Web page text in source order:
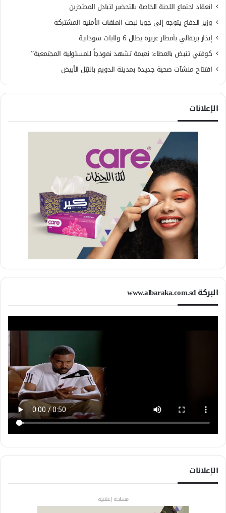
انعقاد اجتماع اللجنة الخاصة بالتحضير لتبادل المحتجزين
وزير الدفاع يتوجه إلى جوبا لبحث الملفات الأمنية المشتركة
إنذار برتقالي بأمطار غزيرة يطال 6 ولايات سودانية
كوفتي تنبض بالعطاء: نعيمة تشهد نموذجاً للمسئولية المجتمعية”
افتتاح منشآت صحية جديدة بمدينة الدويم بالنيّل الأبيض
الإعلانات
البركة www.albaraka.com.sd
الإعلانات
مساحة إعلانية